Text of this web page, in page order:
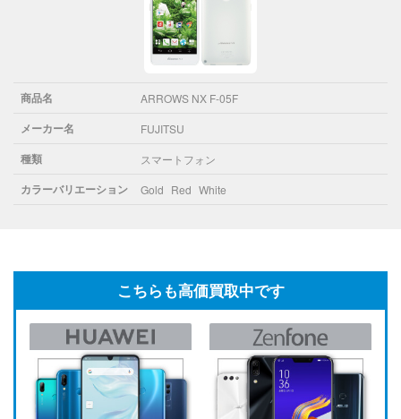
商品名 ARROWS NX F-05F
メーカー名 FUJITSU
種類 スマートフォン
カラーバリエーション Gold Red White
こちらも高価買取中です